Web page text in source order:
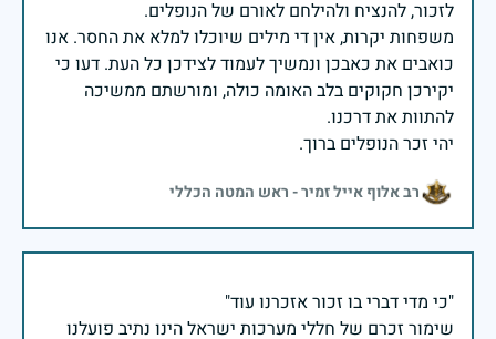
משפחות יקרות, אין די מילים שיוכלו למלא את החסר. אנו
כואבים את כאבכן ונמשיך לעמוד לצידכן כל העת. דעו כי
יקירכן חקוקים בלב האומה כולה, ומורשתם ממשיכה
יהי זכר הנופלים ברוך.
רב אלוף אייל זמיר - ראש המטה הכללי
שימור זכרם של חללי מערכות ישראל הינו נתיב פועלנו